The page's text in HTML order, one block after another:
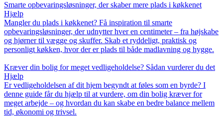
Smarte opbevaringsløsninger, der skaber mere plads i køkkenet
Hjælp
Mangler du plads i køkkenet? Få inspiration til smarte
opbevaringsløsninger, der udnytter hver en centimeter – fra højskabe
og hjørner til vægge og skuffer. Skab et ryddeligt, praktisk og
personligt køkken, hvor der er plads til både madlavning og hygge.
Kræver din bolig for meget vedligeholdelse? Sådan vurderer du det
Hjælp
Er vedligeholdelsen af dit hjem begyndt at føles som en byrde? I
denne guide får du hjælp til at vurdere, om din bolig kræver for
meget arbejde – og hvordan du kan skabe en bedre balance mellem
tid, økonomi og trivsel.